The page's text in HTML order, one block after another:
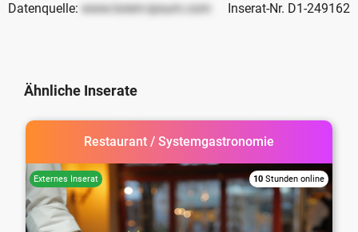
Datenquelle: www.lorem-ipsum.com Inserat-Nr. D1-249162
Ähnliche Inserate
Restaurant / Systemgastronomie
10 Stunden online